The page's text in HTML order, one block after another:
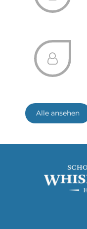
Alle ansehen